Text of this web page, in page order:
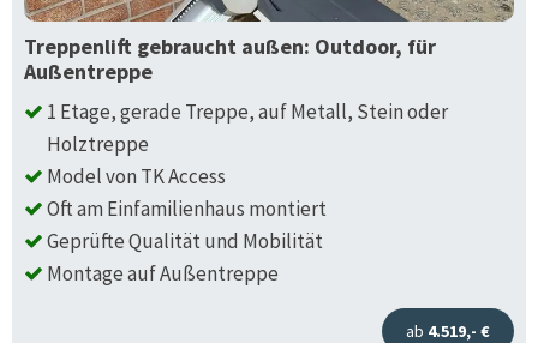
Treppenlift gebraucht außen: Outdoor, für
Außentreppe
1 Etage, gerade Treppe, auf Metall, Stein oder
Holztreppe
Model von TK Access
Oft am Einfamilienhaus montiert
Geprüfte Qualität und Mobilität
Montage auf Außentreppe
ab 4.519,- €